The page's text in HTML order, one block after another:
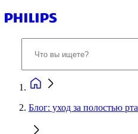
Блог: уход за полостью рта